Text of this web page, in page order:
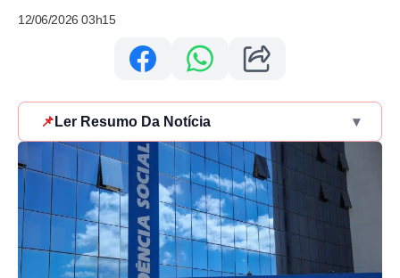
12/06/2026 03h15
📌 Ler Resumo Da Notícia ▾